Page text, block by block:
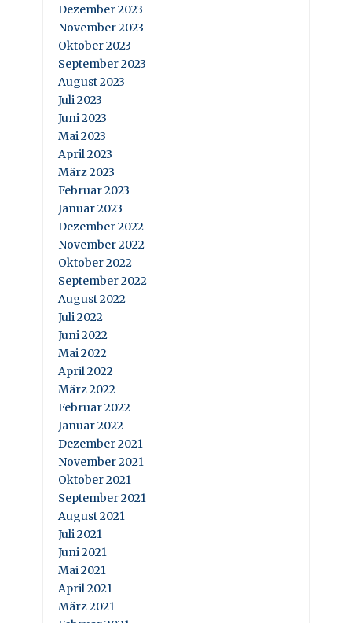
Dezember 2023
November 2023
Oktober 2023
September 2023
August 2023
Juli 2023
Juni 2023
Mai 2023
April 2023
März 2023
Februar 2023
Januar 2023
Dezember 2022
November 2022
Oktober 2022
September 2022
August 2022
Juli 2022
Juni 2022
Mai 2022
April 2022
März 2022
Februar 2022
Januar 2022
Dezember 2021
November 2021
Oktober 2021
September 2021
August 2021
Juli 2021
Juni 2021
Mai 2021
April 2021
März 2021